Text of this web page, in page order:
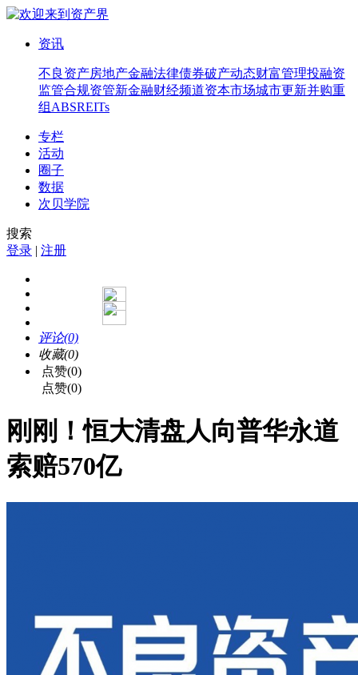
资讯
不良资产房地产金融法律债券破产动态财富管理投融资
监管合规资管新金融财经频道资本市场城市更新并购重
组 ABSREITs
专栏
活动
圈子
数据
次贝学院
搜索
登录 | 注册
评论(0)
收藏(0)
点赞(0)
点赞(0)
刚刚！恒大清盘人向普华永道
索赔570亿